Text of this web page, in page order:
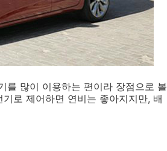
를 많이 이용하는 편이라 장점으로 볼
로 제어하면 연비는 좋아지지만, 배